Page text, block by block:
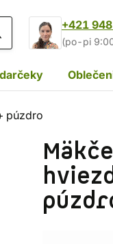
+421
(po-pi
púzdro